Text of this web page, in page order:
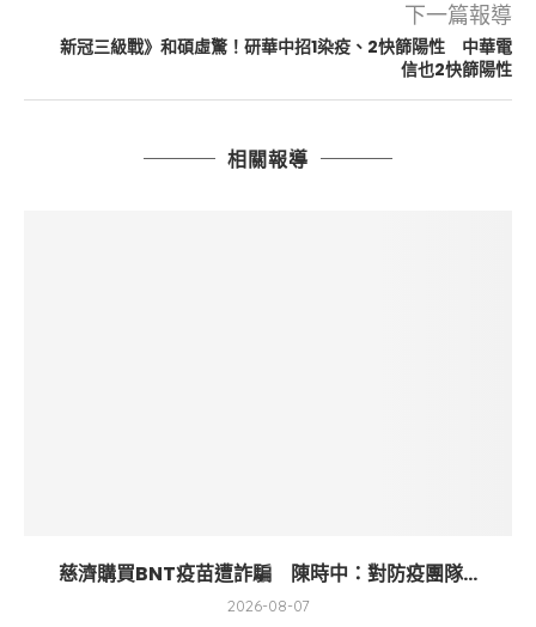
下一篇報導
新冠三級戰》和碩虛驚！研華中招1染疫、2快篩陽性 中華電
信也2快篩陽性
相關報導
慈濟購買BNT疫苗遭詐騙 陳時中：對防疫團隊...
2026-08-07